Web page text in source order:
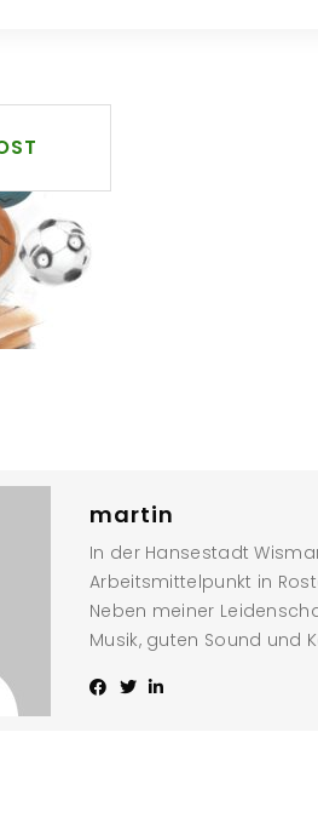
martin
In der Hansestadt
Arbeitsmittelpunkt in
Neben meiner
Musik, guten Sound und